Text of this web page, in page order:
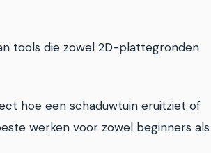
tools die zowel 2D-plattegronden
hoe een schaduwtuin eruitziet of
werken voor zowel beginners als